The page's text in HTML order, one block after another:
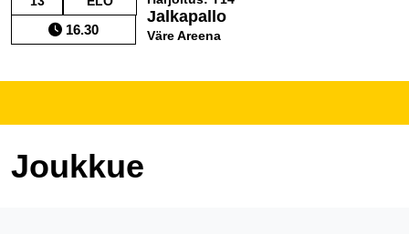
16.30
Jalkapallo
Väre Areena
Joukkue